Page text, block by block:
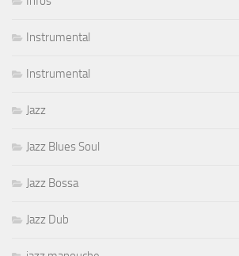
Instrumental
Instrumental
Jazz
Jazz Blues Soul
Jazz Bossa
Jazz Dub